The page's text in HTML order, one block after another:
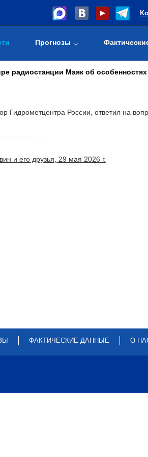
Прогнозы
радиостанции Маяк об
Гидрометцентра России, ответил на
и его друзья, 29 мая 2026 г.
ФАКТИЧЕСКИЕ ДАННЫЕ О